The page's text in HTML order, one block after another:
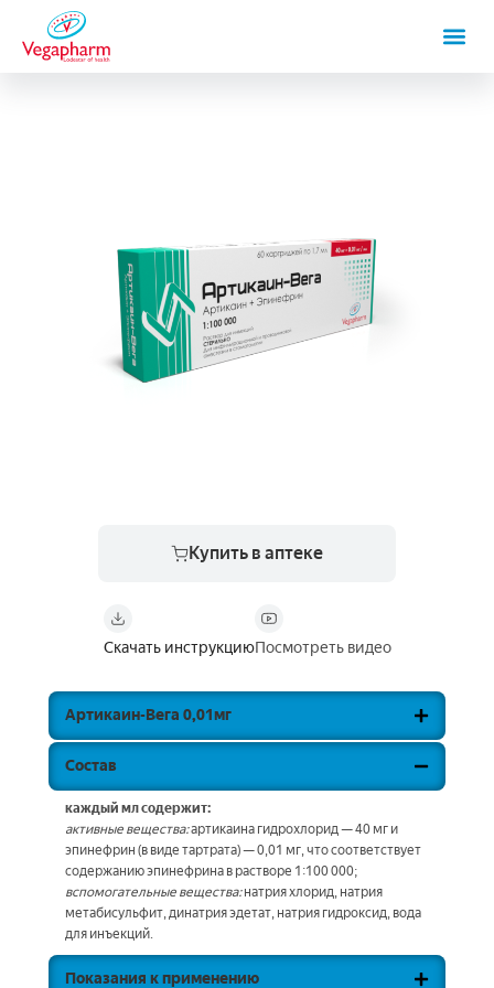
Купить в аптеке
Скачать инструкциюПосмотреть видео
Артикаин-Вега 0,01мг
Состав
каждый мл содержит:
активные вещества:артикаина гидрохлорид — 40 мг и
эпинефрин (в виде тартрата) — 0,01 мг, что соответствует
содержанию эпинефрина в растворе 1:100 000;
вспомогательные вещества:натрия хлорид, натрия
метабисульфит, динатрия эдетат, натрия гидроксид, вода
для инъекций.
Показания к применению